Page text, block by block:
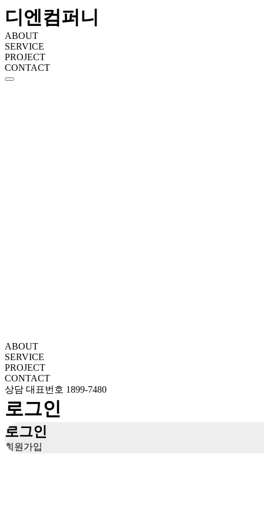
디엔컴퍼니
ABOUT
SERVICE
PROJECT
CONTACT
ABOUT
SERVICE
PROJECT
CONTACT
상담 대표번호 1899-7480
로그인
로그인
회원가입